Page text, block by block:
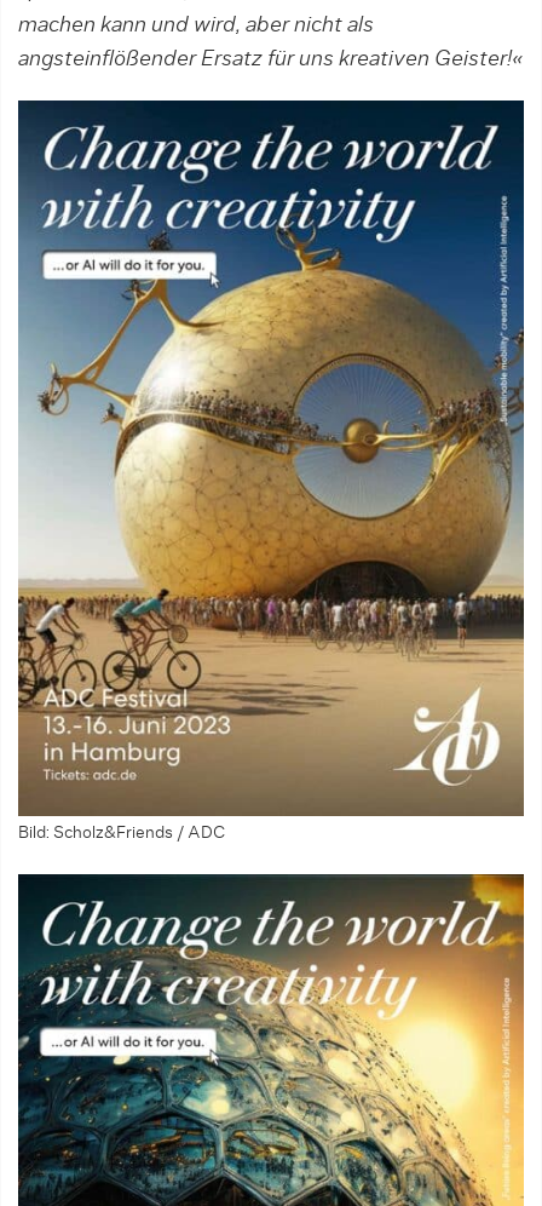
machen kann und wird, aber nicht als
angsteinflößender Ersatz für uns kreativen Geister!«
Bild: Scholz&Friends / ADC